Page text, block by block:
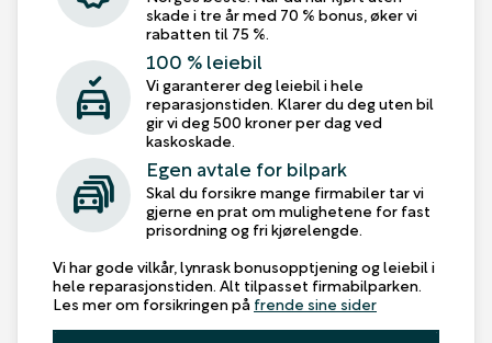
skade i tre år med 70 % bonus, øker vi
rabatten til 75 %.
no_crash
100 % leiebil
Vi garanterer deg leiebil i hele
reparasjonstiden. Klarer du deg uten bil
gir vi deg 500 kroner per dag ved
kaskoskade.
traffic_jam
Egen avtale for bilpark
Skal du forsikre mange firmabiler tar vi
gjerne en prat om mulighetene for fast
prisordning og fri kjørelengde.
Vi har gode vilkår, lynrask bonusopptjening og leiebil i
hele reparasjonstiden. Alt tilpasset firmabilparken.
Les mer om forsikringen på frende sine sider